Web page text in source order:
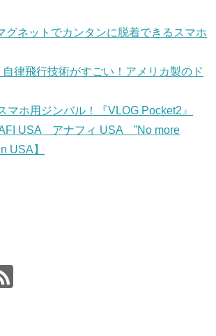
グネットでカンタンに脱着できるスマホ
自律飛行技術がすごい！アメリカ製のド
マホ用ジンバル！『VLOG Pocket2』
USA アナフィ USA ”No more
USA】